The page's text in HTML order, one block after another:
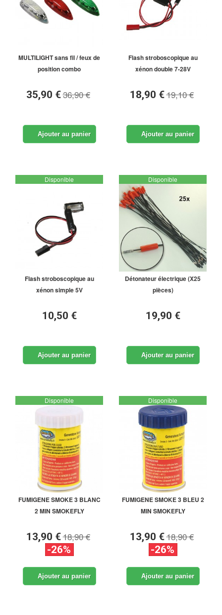
MULTILIGHT sans fil / feux de
position combo
35,90 €36,90 €
Ajouter au panier
Flash stroboscopique au
xénon double 7-28V
18,90 €19,10 €
Ajouter au panier
Disponible
Flash stroboscopique au
xénon simple 5V
10,50 €
Ajouter au panier
Disponible
Détonateur électrique (X25
pièces)
19,90 €
Ajouter au panier
Disponible
FUMIGENE SMOKE 3 BLANC
2 MIN SMOKEFLY
13,90 €18,90 €
-26%
Ajouter au panier
Disponible
FUMIGENE SMOKE 3 BLEU 2
MIN SMOKEFLY
13,90 €18,90 €
-26%
Ajouter au panier